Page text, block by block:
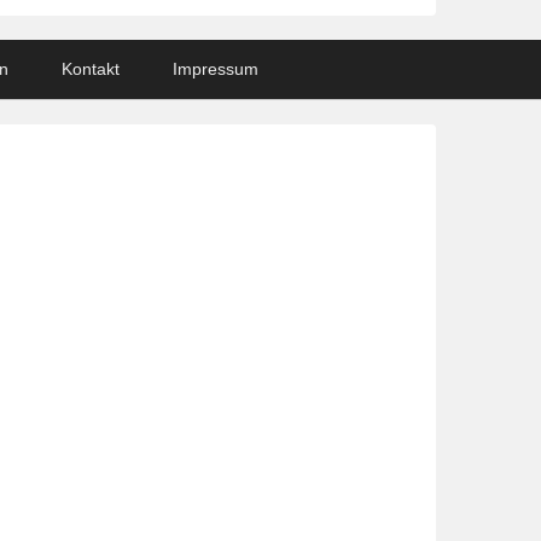
Kontakt Impressum